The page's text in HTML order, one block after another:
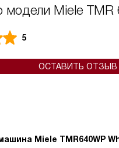
модели Miele TMR
5
ОСТАВИТЬ ОТЗЫВ
Miele TMR640WP